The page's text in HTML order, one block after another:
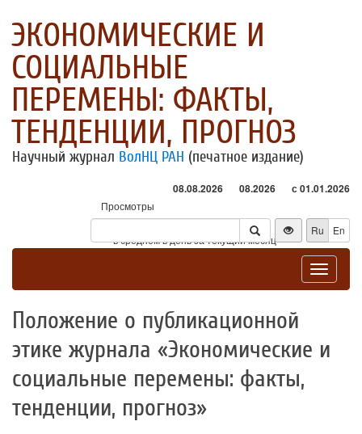
ЭКОНОМИЧЕСКИЕ И
СОЦИАЛЬНЫЕ
ПЕРЕМЕНЫ: ФАКТЫ,
ТЕНДЕНЦИИ, ПРОГНОЗ
Научный журнал ВолНЦ РАН (печатное издание)
08.08.2026 08.2026 с 01.01.2026
Просмотры
Посетители
* - в среднем в день за текущий месяц
Ru En
Toggle
Положение о публикационной
этике журнала «Экономические и
социальные перемены: факты,
тенденции, прогноз»